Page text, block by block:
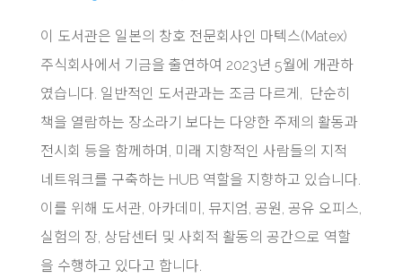
이 도서관은 일본의 창호 전문회사인 마텍스(Matex)
주식회사에서 기금을 출연하여 2023년 5월에 개관하
였습니다. 일반적인 도서관과는 조금 다르게, 단순히
책을 열람하는 장소라기 보다는 다양한 주제의 활동과
전시회 등을 함께하며, 미래 지향적인 사람들의 지적
네트워크를 구축하는 HUB 역할을 지향하고 있습니다.
이를 위해 도서관, 아카데미, 뮤지엄, 공원, 공유 오피스,
실험의 장, 상담센터 및 사회적 활동의 공간으로 역할
을 수행하고 있다고 합니다.